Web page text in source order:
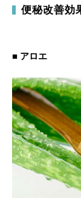
便秘改善効
■ アロエ